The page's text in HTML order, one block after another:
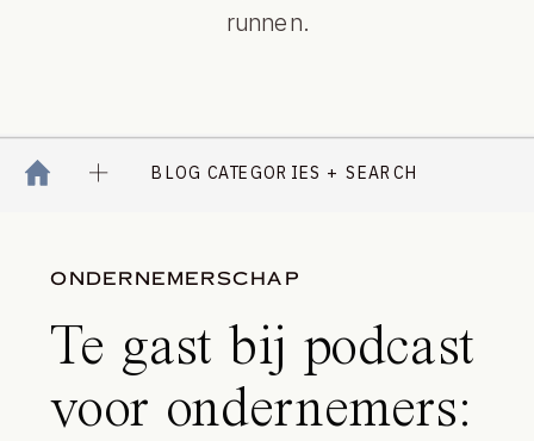
runnen.
BLOG CATEGORIES + SEARCH
ONDERNEMERSCHAP
Te gast bij podcast
voor ondernemers: